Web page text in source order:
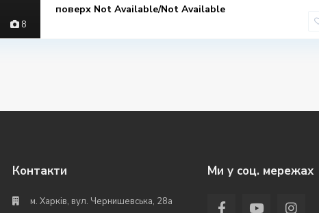
8
поверх Not Available/Not Available
Контакти
м. Харків, вул. Чернишевська, 28а
Ми у соц. мережах